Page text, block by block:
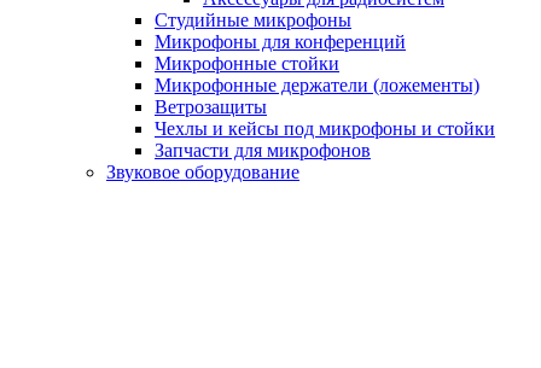
Студийные микрофоны
Микрофоны для конференций
Микрофонные стойки
Микрофонные держатели (ложементы)
Ветрозащиты
Чехлы и кейсы под микрофоны и стойки
Запчасти для микрофонов
Звуковое оборудование